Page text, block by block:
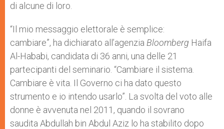
di alcune di loro.
“Il mio messaggio elettorale è semplice:
cambiare”, ha dichiarato all’agenzia Bloomberg Haifa
Al-Hababi, candidata di 36 anni, una delle 21
partecipanti del seminario. “Cambiare il sistema.
Cambiare è vita. Il Governo ci ha dato questo
strumento e io intendo usarlo”. La svolta del voto alle
donne è avvenuta nel 2011, quando il sovrano
saudita Abdullah bin Abdul Aziz lo ha stabilito dopo